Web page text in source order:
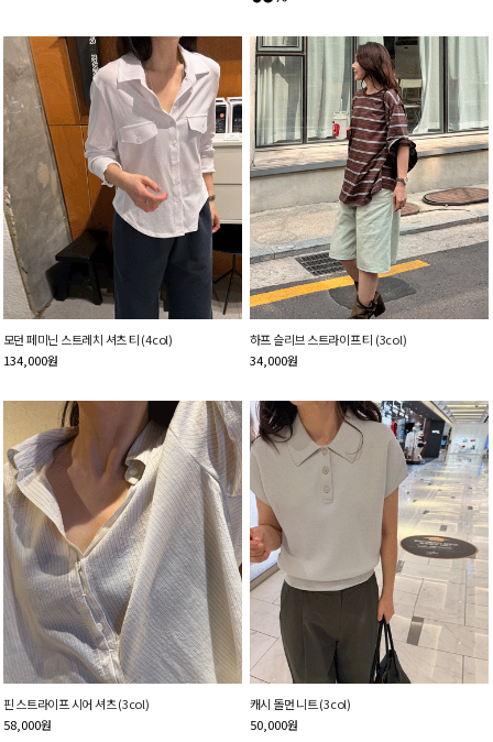
모던 페미닌 스트레치 셔츠 티 (4col)
134,000원
하프 슬리브 스트라이프 티 (3col)
34,000원
핀 스트라이프 시어 셔츠 (3col)
58,000원
캐시 돌먼 니트 (3col)
50,000원